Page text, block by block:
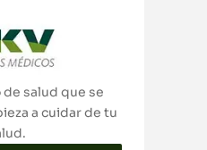
de salud que se
a cuidar de tu